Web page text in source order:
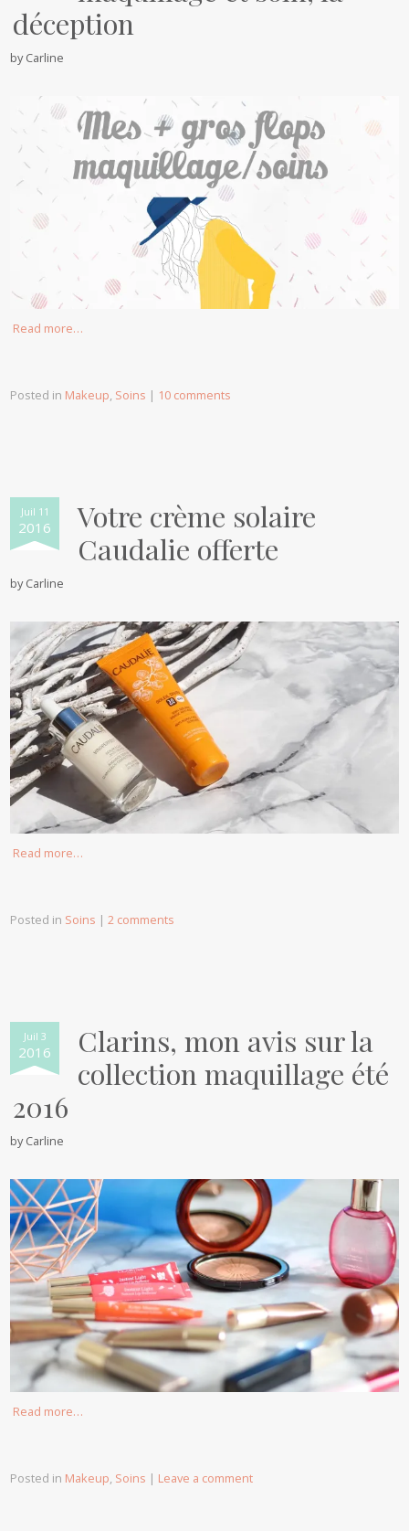
déception
byCarline
Read more…
Posted in Makeup, Soins | 10 comments
Juil 11
2016
Votre crème solaire
Caudalie offerte
byCarline
Read more…
Posted in Soins |2 comments
Juil 3
2016
Clarins, mon avis sur la
collection maquillage été
2016
byCarline
Read more…
Posted in Makeup, Soins | Leave a comment